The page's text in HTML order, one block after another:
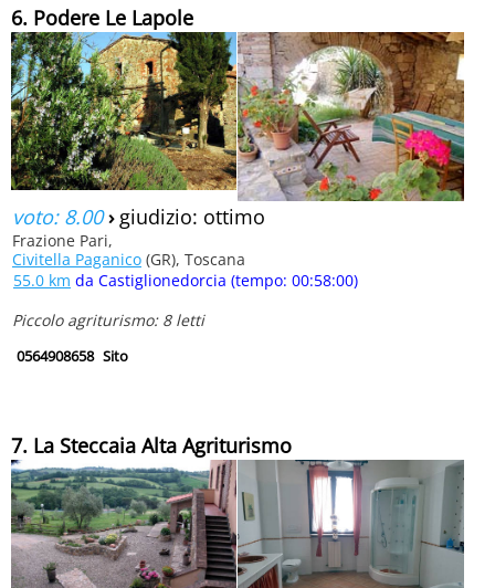
6. Podere Le Lapole
voto: 8.00› giudizio: ottimo
Frazione Pari,
Civitella Paganico (GR), Toscana
55.0 km da Castiglionedorcia (tempo: 00:58:00)
Piccolo agriturismo: 8 letti
0564908658 Sito
7. La Steccaia Alta Agriturismo